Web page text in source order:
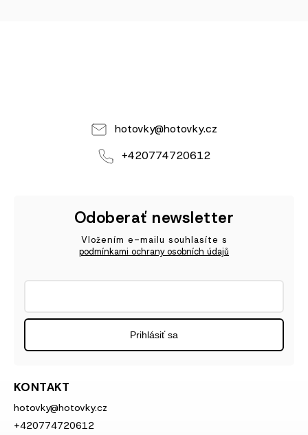
hotovky@hotovky.cz
+420774720612
KONTAKT
hotovky@hotovky.cz
+420774720612
Odoberať newsletter
Vložením e-mailu souhlasíte s
podmínkami ochrany osobních údajů
Prihlásiť sa